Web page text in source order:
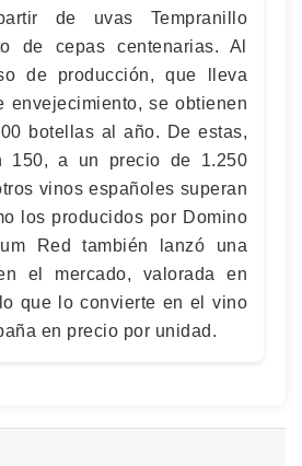
de uvas Tempranillo
de cepas centenarias. Al
de producción, que lleva
envejecimiento, se obtienen
botellas al año. De estas,
150, a un precio de 1.250
vinos españoles superan
los producidos por Domino
Red también lanzó una
el mercado, valorada en
que lo convierte en el vino
en precio por unidad.